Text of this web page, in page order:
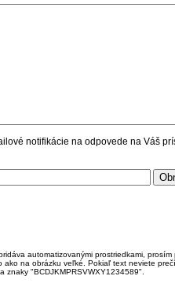
notifikácie na odpovede na Váš
automatizovanými prostriedkami,
ako na obrázku veľké. Pokiaľ text neviete
znaky "BCDJKMPRSVWXY1234589".